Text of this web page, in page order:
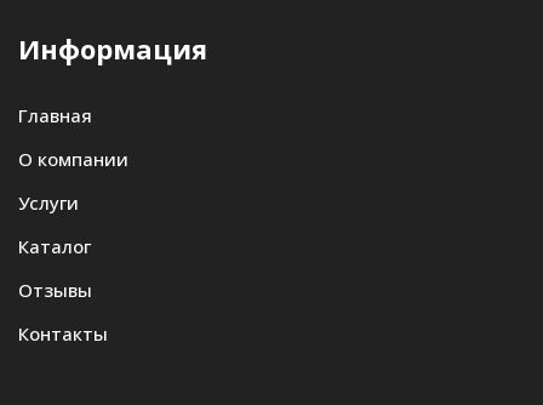
Информация
Главная
О компании
Услуги
Каталог
Отзывы
Контакты